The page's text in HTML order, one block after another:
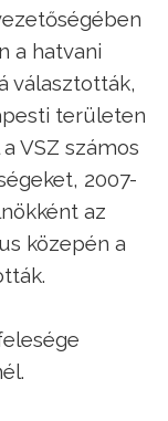
a hatvani
választották,
területen
VSZ számos
2007-
az
közepén a